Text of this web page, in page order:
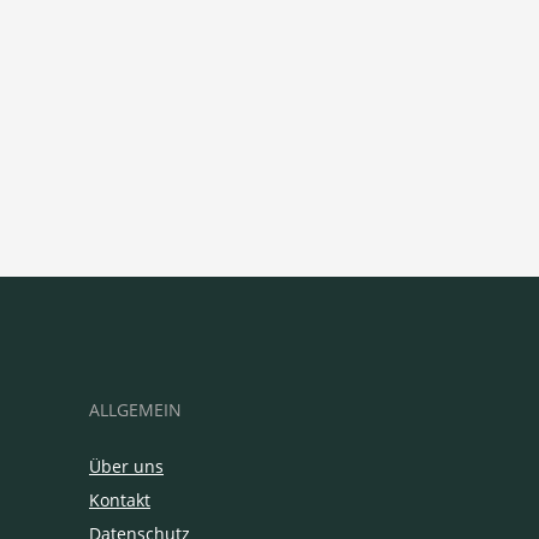
ALLGEMEIN
Über uns
Kontakt
Datenschutz